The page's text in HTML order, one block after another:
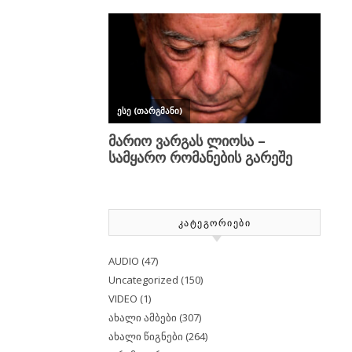
ᲙᲐᲢᲔᲒᲝᲠᲘᲔᲑᲘ
AUDIO (47)
Uncategorized (150)
VIDEO (1)
ახალი ამბები (307)
ახალი წიგნები (264)